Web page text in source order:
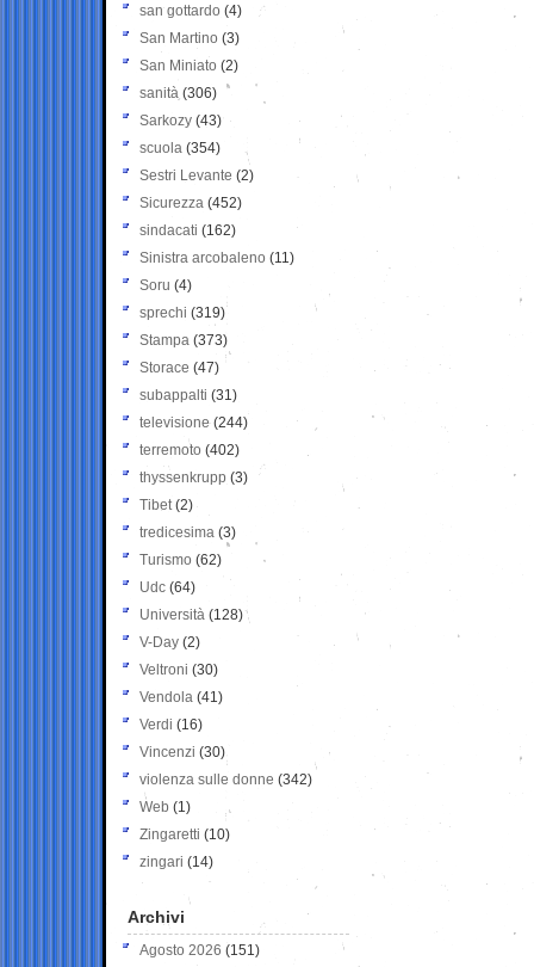
san gottardo (4)
San Martino (3)
San Miniato (2)
sanità (306)
Sarkozy (43)
scuola (354)
Sestri Levante (2)
Sicurezza (452)
sindacati (162)
Sinistra arcobaleno (11)
Soru (4)
sprechi (319)
Stampa (373)
Storace (47)
subappalti (31)
televisione(244)
terremoto (402)
thyssenkrupp (3)
Tibet(2)
tredicesima (3)
Turismo (62)
Udc (64)
Università (128)
V-Day (2)
Veltroni (30)
Vendola (41)
Verdi (16)
Vincenzi (30)
violenza sulle donne (342)
Web (1)
Zingaretti (10)
zingari (14)
Archivi
Agosto 2026 (151)